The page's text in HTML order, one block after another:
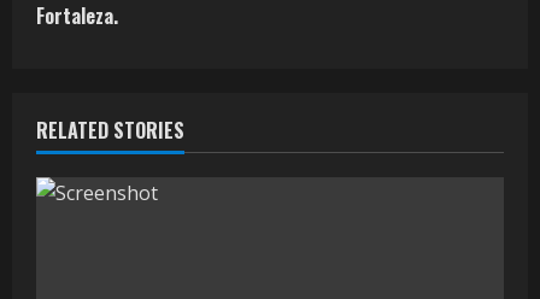
Fortaleza.
RELATED STORIES